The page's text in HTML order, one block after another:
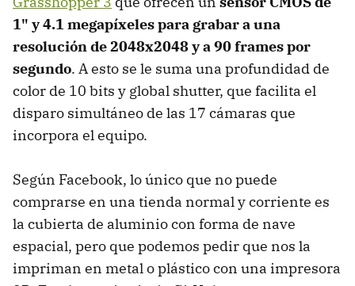
1" y 4.1 megapíxeles para grabar a una
resolución de 2048x2048 y a 90 frames por
segundo. A esto se le suma una profundidad de
color de 10 bits y global shutter, que facilita el
disparo simultáneo de las 17 cámaras que
incorpora el equipo.
Según Facebook, lo único que no puede
comprarse en una tienda normal y corriente es
la cubierta de aluminio con forma de nave
espacial, pero que podemos pedir que nos la
impriman en metal o plástico con una impresora